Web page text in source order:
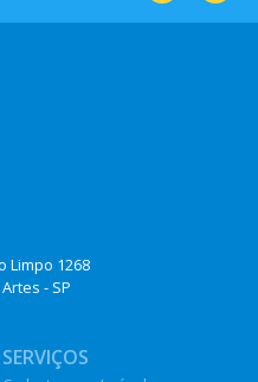
Limpo 1268
- SP
SERVIÇOS